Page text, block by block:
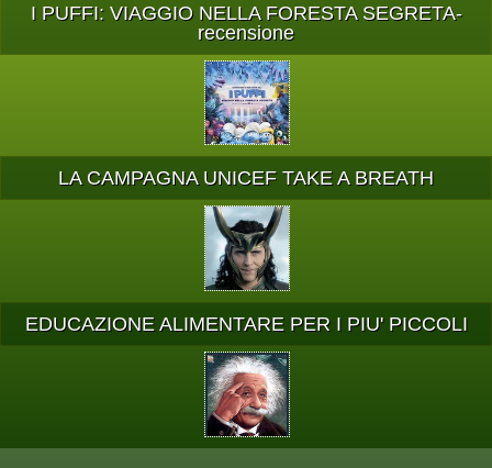
I PUFFI: VIAGGIO NELLA FORESTA SEGRETA-
recensione
LA CAMPAGNA UNICEF TAKE A BREATH
EDUCAZIONE ALIMENTARE PER I PIU' PICCOLI